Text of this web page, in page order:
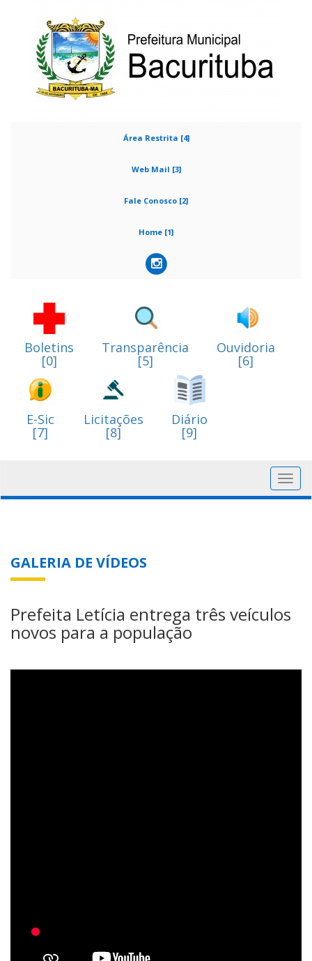
Área Restrita [4]
Web Mail [3]
Fale Conosco [2]
Home [1]
Boletins
[0]
Transparência
[5]
Ouvidoria
[6]
E-Sic
[7]
Licitações
[8]
Diário
[9]
GALERIA DE VÍDEOS
Prefeita Letícia entrega três veículos
novos para a população